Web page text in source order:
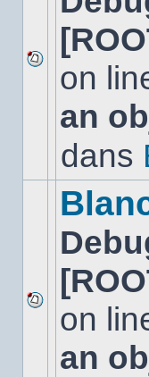
Aucun
nouveau
message
non-
dans
on
an
dans
Aucun
nouveau
message
non-
on
an